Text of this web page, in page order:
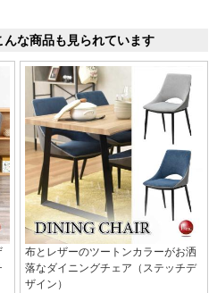
な商品も見られています
布とレザーのツートンカラーがお洒
落なダイニングチェア（ステッチデ
ザイン）